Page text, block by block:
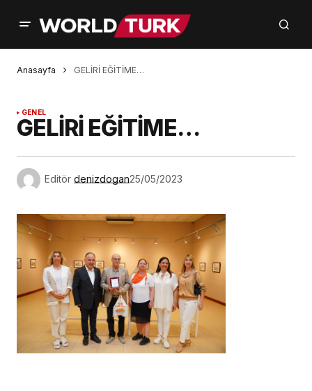
Anasayfa GELİRİ EĞİTİME…
GENEL
GELİRİ EĞİTİME…
Editör denizdogan25/05/2023